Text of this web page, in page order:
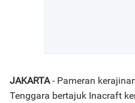
JAKARTA- Pameran
Tenggara bertajuk Inacraft